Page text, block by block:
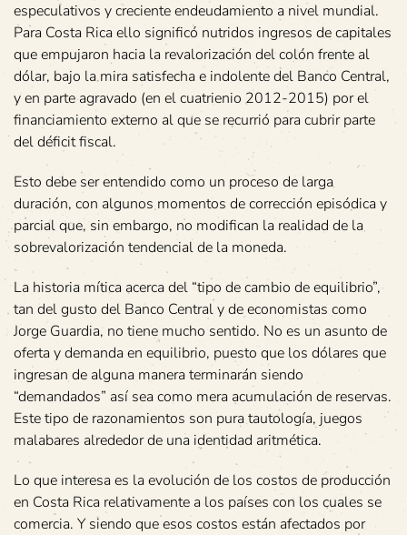
especulativos y creciente endeudamiento a nivel mundial.
Para Costa Rica ello significó nutridos ingresos de capitales
que empujaron hacia la revalorización del colón frente al
dólar, bajo la mira satisfecha e indolente del Banco Central,
y en parte agravado (en el cuatrienio 2012-2015) por el
financiamiento externo al que se recurrió para cubrir parte
del déficit fiscal.
Esto debe ser entendido como un proceso de larga
duración, con algunos momentos de corrección episódica y
parcial que, sin embargo, no modifican la realidad de la
sobrevalorización tendencial de la moneda.
La historia mítica acerca del “tipo de cambio de equilibrio”,
tan del gusto del Banco Central y de economistas como
Jorge Guardia, no tiene mucho sentido. No es un asunto de
oferta y demanda en equilibrio, puesto que los dólares que
ingresan de alguna manera terminarán siendo
“demandados” así sea como mera acumulación de reservas.
Este tipo de razonamientos son pura tautología, juegos
malabares alrededor de una identidad aritmética.
Lo que interesa es la evolución de los costos de producción
en Costa Rica relativamente a los países con los cuales se
comercia. Y siendo que esos costos están afectados por